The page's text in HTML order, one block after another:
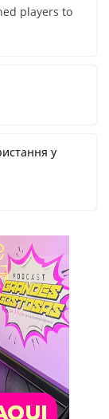
players to
у